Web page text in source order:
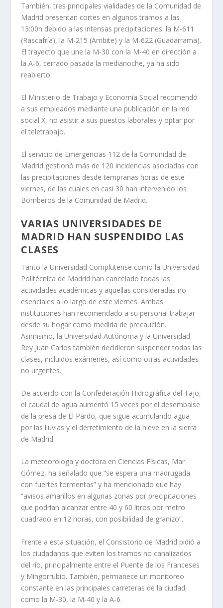
También, tres principales vialidades de la Comunidad de
Madrid presentan cortes en algunos tramos a las
13:00h debido a las intensas precipitaciones: la M-611
(Rascafría), la M-215 (Ambite) y la M-622 (Guadarrama).
El trayecto que une la M-30 con la M-40 en dirección a
la A-6, cerrado pasada la medianoche, ya ha sido
reabierto.
El Ministerio de Trabajo y Economía Social recomendó
a sus empleados mediante una publicación en la red
social X, no asistir a sus puestos laborales y optar por
el teletrabajo.
El servicio de Emergencias 112 de la Comunidad de
Madrid gestionó más de 120 incidencias asociadas con
las precipitaciones desde tempranas horas de este
viernes, de las cuales en casi 30 han intervenido los
Bomberos de la Comunidad de Madrid.
VARIAS UNIVERSIDADES DE
MADRID HAN SUSPENDIDO LAS
CLASES
Tanto la Universidad Complutense como la Universidad
Politécnica de Madrid han cancelado todas las
actividades académicas y aquellas consideradas no
esenciales a lo largo de este viernes. Ambas
instituciones han recomendado a su personal trabajar
desde su hogar como medida de precaución.
Asimismo, la Universidad Autónoma y la Universidad
Rey Juan Carlos también decidieron suspender todas las
clases, incluidos exámenes, así como otras actividades
no urgentes.
De acuerdo con la Confederación Hidrográfica del Tajo,
el caudal de agua aumentó 15 veces por el desembalse
de la presa de El Pardo, que sigue acumulando agua
por las lluvias y el derretimiento de la nieve en la sierra
de Madrid.
La meteoróloga y doctora en Ciencias Físicas, Mar
Gómez, ha señalado que “se espera una madrugada
con fuertes tormentas” y ha mencionado que hay
“avisos amarillos en algunas zonas por precipitaciones
que podrían alcanzar entre 40 y 60 litros por metro
cuadrado en 12 horas, con posibilidad de granizo”.
Frente a esta situación, el Consistorio de Madrid pidió a
los ciudadanos que eviten los tramos no canalizados
del río, principalmente entre el Puente de los Franceses
y Mingorrubio. También, permanece un monitoreo
constante en las principales carreteras de la ciudad,
como la M-30, la M-40 y la A-6.